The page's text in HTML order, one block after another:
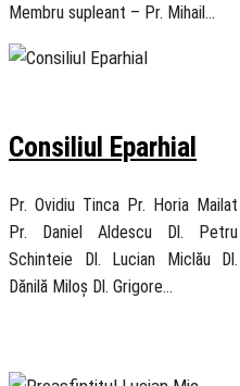
Membru supleant – Pr. Mihail…
Consiliul Eparhial
Pr. Ovidiu Tinca Pr. Horia Mailat
Pr. Daniel Aldescu Dl. Petru
Schinteie Dl. Lucian Miclău Dl.
Dănilă Miloș Dl. Grigore…